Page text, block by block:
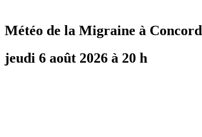
Météo de la Migraine à Concord
jeudi 6 août 2026 à 20 h